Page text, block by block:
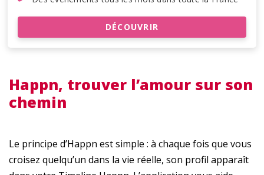
DÉCOUVRIR
Happn, trouver l’amour sur son
chemin
Le principe d’Happn est simple : à chaque fois que vous
croisez quelqu’un dans la vie réelle, son profil apparaît